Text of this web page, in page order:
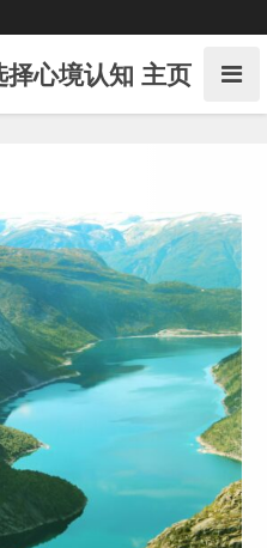
择心境认知 主页